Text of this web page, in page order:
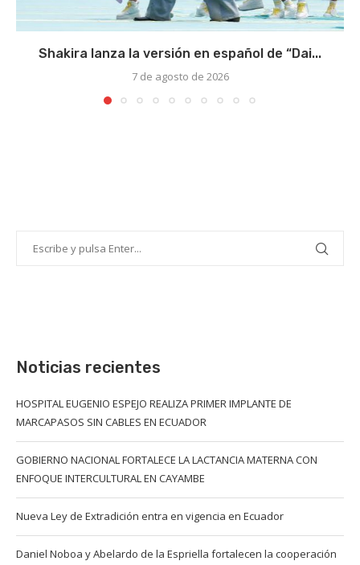
Shakira lanza la versión en español de “Dai...
7 de agosto de 2026
Noticias recientes
HOSPITAL EUGENIO ESPEJO REALIZA PRIMER IMPLANTE DE
MARCAPASOS SIN CABLES EN ECUADOR
GOBIERNO NACIONAL FORTALECE LA LACTANCIA MATERNA CON
ENFOQUE INTERCULTURAL EN CAYAMBE
Nueva Ley de Extradición entra en vigencia en Ecuador
Daniel Noboa y Abelardo de la Espriella fortalecen la cooperación